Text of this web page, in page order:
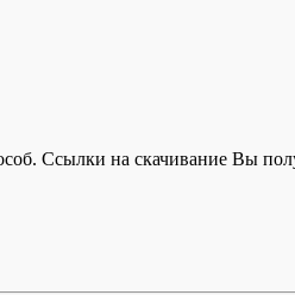
Ссылки на скачивание Вы